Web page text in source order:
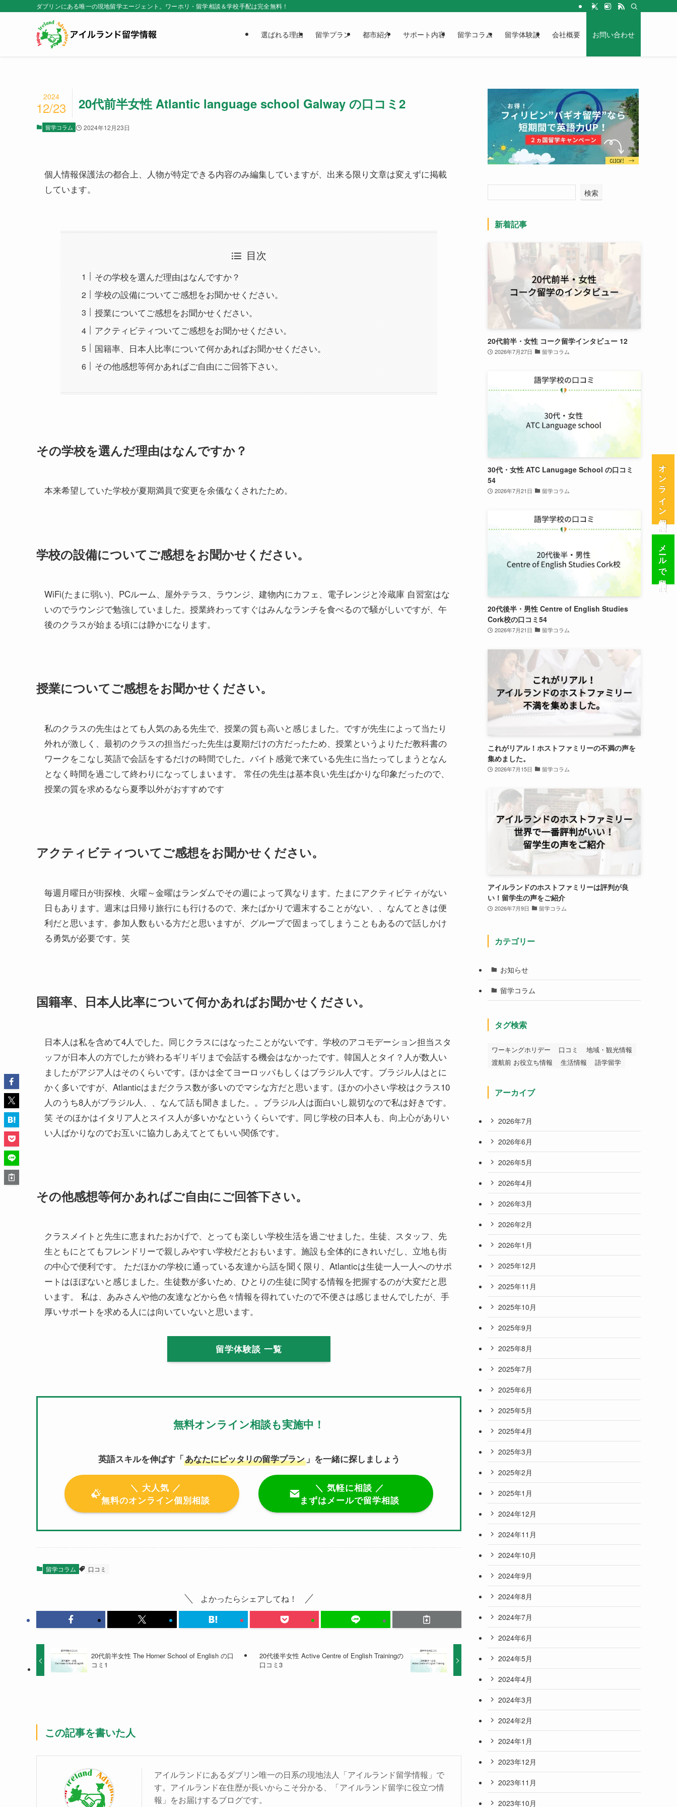
ダブリンにある唯一の現地留学エージェント。ワーホリ・留学相談＆学校手配は完全無料！
選ばれる理由 留学プラン 都市紹介 サポート内容 留学コラム 留学体験談 会社概要 お問い合わせ
20代前半女性 Atlantic language school Galway の口コミ2
2024
12/23
留学コラム 2024年12月23日
個人情報保護法の都合上、人物が特定できる内容のみ編集していますが、出来る限り文章は変えずに掲載
しています。
目次
その学校を選んだ理由はなんですか？
学校の設備についてご感想をお聞かせください。
授業についてご感想をお聞かせください。
アクティビティついてご感想をお聞かせください。
国籍率、日本人比率について何かあればお聞かせください。
その他感想等何かあればご自由にご回答下さい。
その学校を選んだ理由はなんですか？
本来希望していた学校が夏期満員で変更を余儀なくされたため。
学校の設備についてご感想をお聞かせください。
WiFi(たまに弱い)、PCルーム、屋外テラス、ラウンジ、建物内にカフェ、電子レンジと冷蔵庫 自習室はな
いのでラウンジで勉強していました。授業終わってすぐはみんなランチを食べるので騒がしいですが、午
後のクラスが始まる頃には静かになります。
授業についてご感想をお聞かせください。
私のクラスの先生はとても人気のある先生で、授業の質も高いと感じました。ですが先生によって当たり
外れが激しく、最初のクラスの担当だった先生は夏期だけの方だったため、授業というよりただ教科書の
ワークをこなし英語で会話をするだけの時間でした。バイト感覚で来ている先生に当たってしまうとなん
となく時間を過ごして終わりになってしまいます。 常任の先生は基本良い先生ばかりな印象だったので、
授業の質を求めるなら夏季以外がおすすめです
アクティビティついてご感想をお聞かせください。
毎週月曜日が街探検、火曜～金曜はランダムでその週によって異なります。たまにアクティビティがない
日もあります。週末は日帰り旅行にも行けるので、来たばかりで週末することがない、、なんてときは便
利だと思います。参加人数もいる方だと思いますが、グループで固まってしまうこともあるので話しかけ
る勇気が必要です。笑
国籍率、日本人比率について何かあればお聞かせください。
日本人は私を含めて4人でした。同じクラスにはなったことがないです。学校のアコモデーション担当スタ
ッフが日本人の方でしたが終わるギリギリまで会話する機会はなかったです。韓国人とタイ？人が数人い
ましたがアジア人はそのくらいです。ほかは全てヨーロッパもしくはブラジル人です。ブラジル人はとに
かく多いですが、Atlanticはまだクラス数が多いのでマシな方だと思います。ほかの小さい学校はクラス10
人のうち8人がブラジル人、、なんて話も聞きました。。ブラジル人は面白いし親切なので私は好きです。
笑 そのほかはイタリア人とスイス人が多いかなというくらいです。同じ学校の日本人も、向上心がありい
い人ばかりなのでお互いに協力しあえてとてもいい関係です。
その他感想等何かあればご自由にご回答下さい。
クラスメイトと先生に恵まれたおかげで、とっても楽しい学校生活を過ごせました。生徒、スタッフ、先
生ともにとてもフレンドリーで親しみやすい学校だとおもいます。施設も全体的にきれいだし、立地も街
の中心で便利です。 ただほかの学校に通っている友達から話を聞く限り、Atlanticは生徒一人一人へのサポ
ートはほぼないと感じました。生徒数が多いため、ひとりの生徒に関する情報を把握するのが大変だと思
います。 私は、あみさんや他の友達などから色々情報を得れていたので不便さは感じませんでしたが、手
厚いサポートを求める人には向いていないと思います。
留学体験談 一覧
無料オンライン相談も実施中！
英語スキルを伸ばす「あなたにピッタリの留学プラン」を一緒に探しましょう
＼ 大人気 ／
無料のオンライン個別相談
＼ 気軽に相談 ／
まずはメールで留学相談
留学コラム 口コミ
よかったらシェアしてね！
20代前半女性 The Horner School of English の口
コミ1
20代後半女性 Active Centre of English Trainingの
口コミ3
この記事を書いた人
アイルランドにあるダブリン唯一の日系の現地法人「アイルランド留学情報」で
す。アイルランド在住歴が長いからこそ分かる、「アイルランド留学に役立つ情
報」をお届けするブログです。
検索
新着記事
20代前半・女性 コーク留学インタビュー 12
2026年7月27日 留学コラム
30代・女性 ATC Lanugage School の口コミ
54
2026年7月21日 留学コラム
20代後半・男性 Centre of English Studies
Cork校の口コミ54
2026年7月21日 留学コラム
これがリアル！ホストファミリーの不満の声を
集めました。
2026年7月15日 留学コラム
アイルランドのホストファミリーは評判が良
い！留学生の声をご紹介
2026年7月9日 留学コラム
カテゴリー
お知らせ
留学コラム
タグ検索
ワーキングホリデー 口コミ
地域・観光情報
渡航前 お役立ち情報
生活情報 語学留学
アーカイブ
2026年7月
2026年6月
2026年5月
2026年4月
2026年3月
2026年2月
2026年1月
2025年12月
2025年11月
2025年10月
2025年9月
2025年8月
2025年7月
2025年6月
2025年5月
2025年4月
2025年3月
2025年2月
2025年1月
2024年12月
2024年11月
2024年10月
2024年9月
2024年8月
2024年7月
2024年6月
2024年5月
2024年4月
2024年3月
2024年2月
2024年1月
2023年12月
2023年11月
2023年10月
オンライン個別相談
メールで留学相談